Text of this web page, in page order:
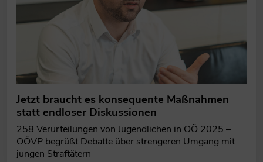
Jetzt braucht es konsequente Maßnahmen
statt endloser Diskussionen
258 Verurteilungen von Jugendlichen in OÖ 2025 –
OÖVP begrüßt Debatte über strengeren Umgang mit
jungen Straftätern